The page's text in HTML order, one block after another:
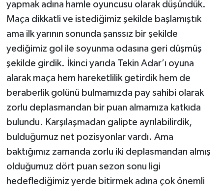
yapmak adına hamle oyuncusu olarak düşündük.
Maça dikkatli ve istediğimiz şekilde başlamıştık
ama ilk yarının sonunda şanssız bir şekilde
yediğimiz gol ile soyunma odasına geri düşmüş
şekilde girdik. İkinci yarıda Tekin Adar’ı oyuna
alarak maça hem hareketlilik getirdik hem de
beraberlik golünü bulmamızda pay sahibi olarak
zorlu deplasmandan bir puan almamıza katkıda
bulundu. Karşılaşmadan galipte ayrılabilirdik,
bulduğumuz net pozisyonlar vardı. Ama
baktığımız zamanda zorlu iki deplasmandan almış
olduğumuz dört puan sezon sonu ligi
hedeflediğimiz yerde bitirmek adına çok önemli